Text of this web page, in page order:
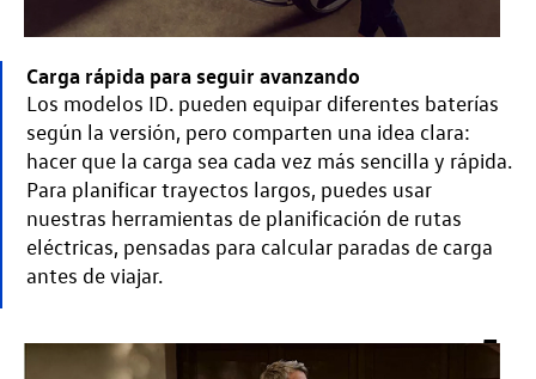
Carga rápida para seguir avanzando
Los modelos ID. pueden equipar diferentes baterías
según la versión, pero comparten una idea clara:
hacer que la carga sea cada vez más sencilla y rápida.
Para planificar trayectos largos, puedes usar
nuestras herramientas de planificación de rutas
eléctricas, pensadas para calcular paradas de carga
antes de viajar.
5